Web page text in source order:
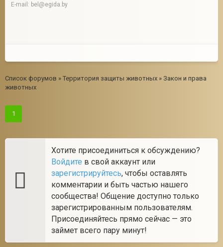
E-mail: bel@egida.by
Список форумов » Территория защиты животных » Закон и права
животных
1
Хотите присоединиться к обсуждению?
Войдите в свой аккаунт или
зарегистрируйтесь, чтобы оставлять
комментарии и быть частью нашего
сообщества! Общение доступно только
зарегистрированным пользователям.
Присоединяйтесь прямо сейчас — это
займет всего пару минут!